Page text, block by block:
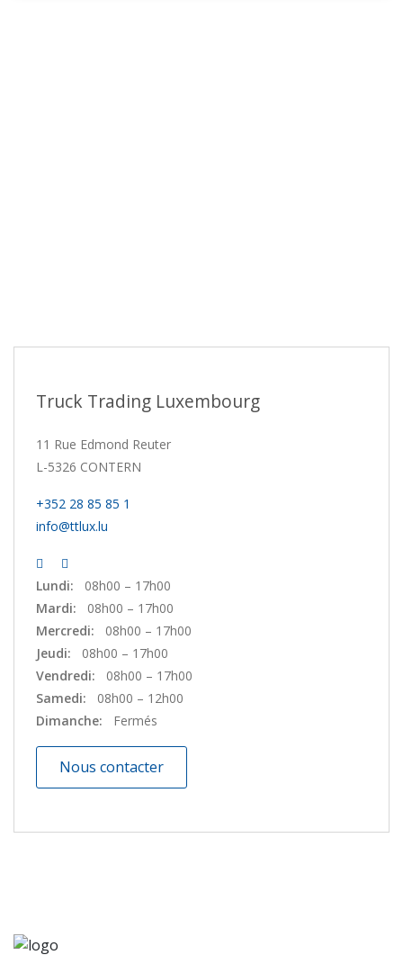
Truck Trading Luxembourg
11 Rue Edmond Reuter
L-5326 CONTERN
+352 28 85 85 1
info@ttlux.lu
Lundi:
08h00 – 17h00
Mardi:
08h00 – 17h00
Mercredi:
08h00 – 17h00
Jeudi:
08h00 – 17h00
Vendredi:
08h00 – 17h00
Samedi:
08h00 – 12h00
Dimanche:
Fermés
Nous contacter